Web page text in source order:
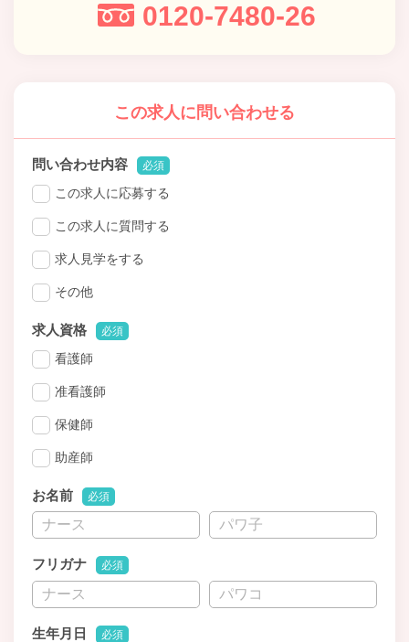
0120-7480-26
この求人に問い合わせる
問い合わせ内容 必須
この求人に応募する
この求人に質問する
求人見学をする
その他
求人資格 必須
看護師
准看護師
保健師
助産師
お名前 必須
フリガナ 必須
生年月日 必須